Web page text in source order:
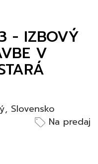
- IZBOVÝ
V
Slovensko
Na predaj